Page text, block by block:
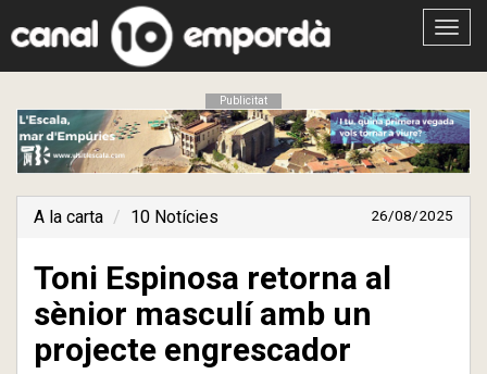
Obrir
Publicitat
A la carta 10 Notícies 26/08/2025
Toni Espinosa retorna al
sènior masculí amb un
projecte engrescador